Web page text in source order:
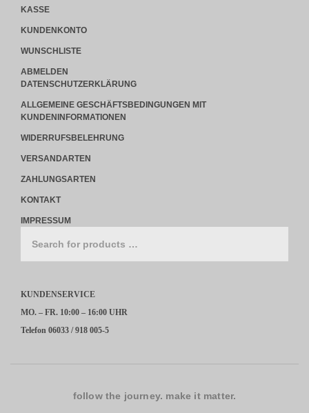
KASSE
KUNDENKONTO
WUNSCHLISTE
ABMELDEN
DATENSCHUTZERKLÄRUNG
ALLGEMEINE GESCHÄFTSBEDINGUNGEN MIT
KUNDENINFORMATIONEN
WIDERRUFSBELEHRUNG
VERSANDARTEN
ZAHLUNGSARTEN
KONTAKT
IMPRESSUM
KUNDENSERVICE
MO. – FR. 10:00 – 16:00 UHR
Telefon 06033 / 918 005-5
follow the journey. make it matter.